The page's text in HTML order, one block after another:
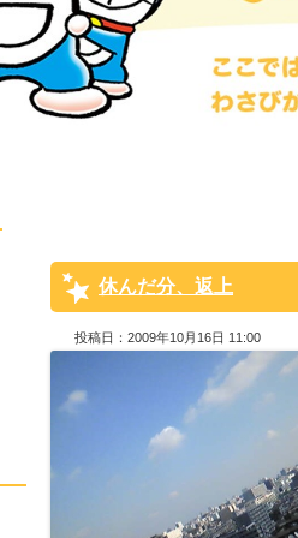
休んだ分、返上
投稿日：2009年10月16日 11:00